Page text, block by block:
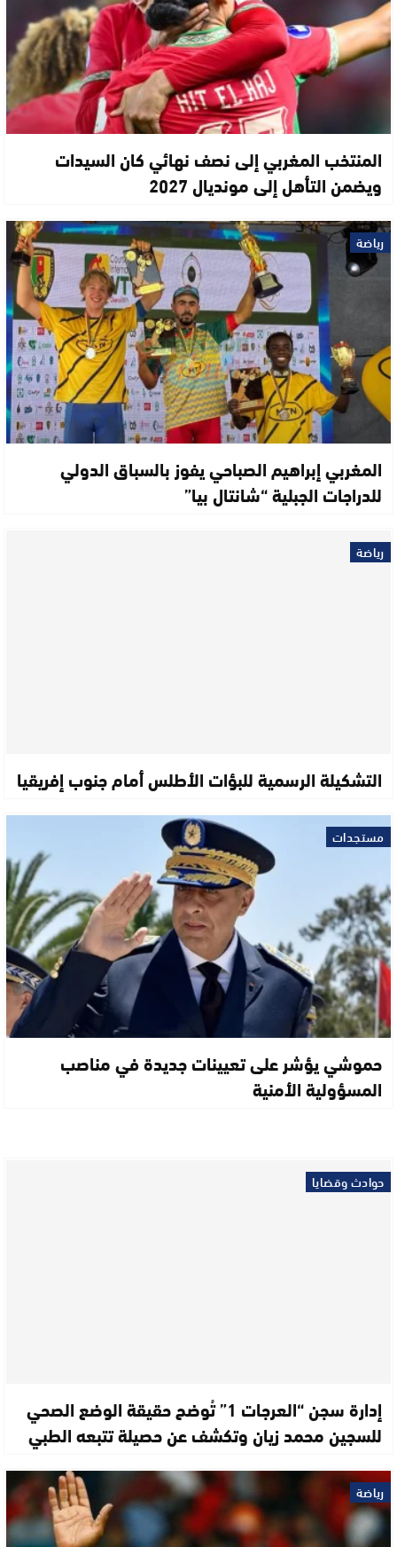
المنتخب المغربي إلى نصف نهائي كان السيدات
ويضمن التأهل إلى مونديال 2027
رياضة
المغربي إبراهيم الصباحي يفوز بالسباق الدولي
للدراجات الجبلية “شانتال بيا”
رياضة
التشكيلة الرسمية للبؤات الأطلس أمام جنوب إفريقيا
مستجدات
حموشي يؤشر على تعيينات جديدة في مناصب
المسؤولية الأمنية
حوادث وقضايا
إدارة سجن “العرجات 1” تُوضح حقيقة الوضع الصحي
للسجين محمد زيان وتكشف عن حصيلة تتبعه الطبي
رياضة